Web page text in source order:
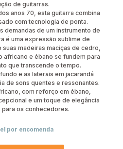
de guitarras.
anos 70, esta guitarra combina
com tecnologia de ponta.
demandas de um instrumento de
é uma expressão sublime de
madeiras maciças de cedro,
africano e ébano se fundem para
que transcende o tempo.
e as laterais em jacarandá
de sons quentes e ressonantes.
com reforço em ébano,
e um toque de elegância
para os conhecedores.
por encomenda